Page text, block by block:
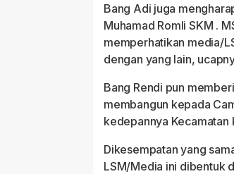
Bang Adi juga
Muhamad Romli SKM .
memperhatikan media/
dengan yang lain,
Bang Rendi pun
membangun kepada
kedepannya
Dikesempatan yang
LSM/Media ini dibentuk